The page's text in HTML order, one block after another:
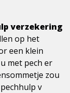
verzekering
op het
een klein
met pech er
zou
v